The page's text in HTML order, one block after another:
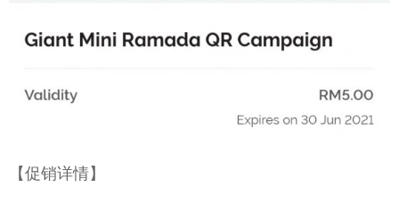
【促销详情】